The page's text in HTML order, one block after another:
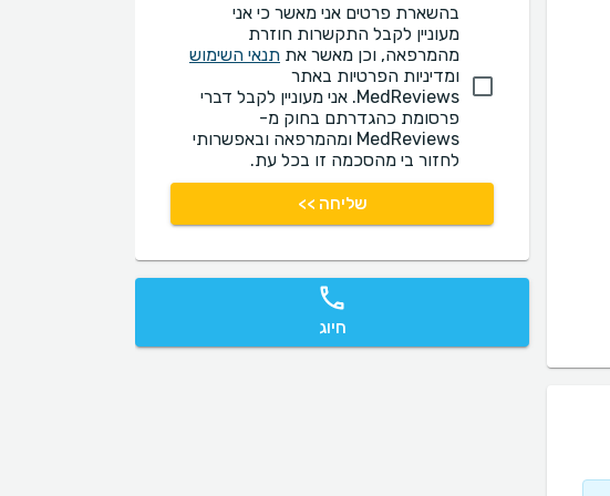
בהשארת פרטים אני מאשר כי אני
מעוניין לקבל התקשרות חוזרת
מהמרפאה, וכן מאשר את תנאי השימוש
ומדיניות הפרטיות באתר
MedReviews. אני מעוניין לקבל דברי
פרסומת כהגדרתם בחוק מ-
MedReviews ומהמרפאה ובאפשרותי
לחזור בי מהסכמה זו בכל עת.
שליחה >>
חיוג